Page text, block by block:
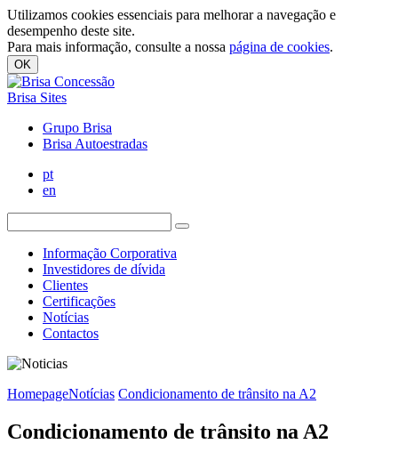
Utilizamos cookies essenciais para melhorar a navegação e
desempenho deste site.
Para mais informação, consulte a nossa página de cookies.
OK
Brisa Sites
Grupo Brisa
Brisa Autoestradas
pt
en
Informação Corporativa
Investidores de dívida
Clientes
Certificações
Notícias
Contactos
HomepageNotícias Condicionamento de trânsito na A2
Condicionamento de trânsito na A2